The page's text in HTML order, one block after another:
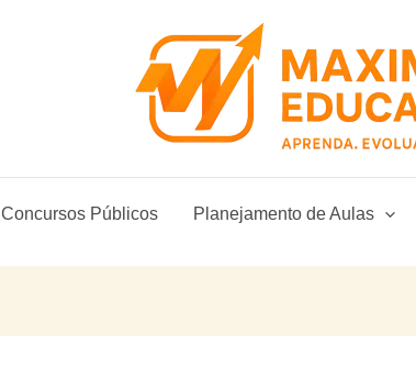
Concursos Públicos Planejamento de Aulas